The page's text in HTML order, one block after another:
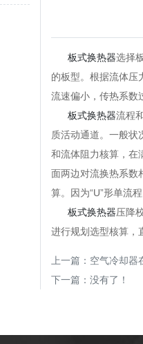
板式换热器选择
的板型。根据流体压
流速偏小，传热系数
板式换热器流程
质活动通道。一般
和流体阻力核算，在
面两边对流换热系数
算。因为“U”形单流
板式换热器压降
进行规划选型核算，
上一篇： 空气冷却器
下一篇：没有了！